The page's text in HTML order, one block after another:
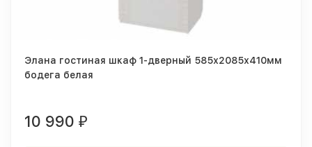
Элана гостиная шкаф 1-дверный 585х2085х410мм
бодега белая
10 990 ₽